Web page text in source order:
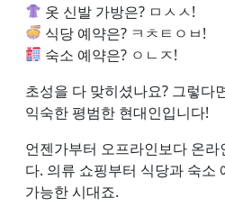
옷 신발 가방은? ㅁㅅㅅ!
식당 예약은? ㅋㅊㅌㅇㅂ!
숙소 예약은? ㅇㄴㅈ!
초성을 다 맞히셨나요? 그렇다
익숙한 평범한 현대인입니다!
언젠가부터 오프라인보다 온
다. 의류 쇼핑부터 식당과 숙소
가능한 시대죠.